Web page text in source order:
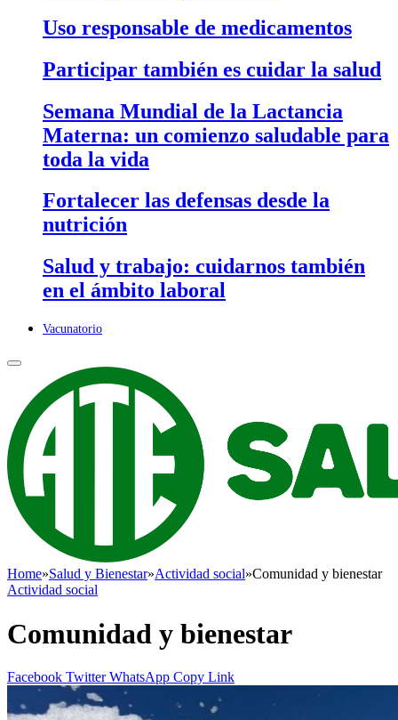
Uso responsable de medicamentos
Participar también es cuidar la salud
Semana Mundial de la Lactancia
Materna: un comienzo saludable para
toda la vida
Fortalecer las defensas desde la
nutrición
Salud y trabajo: cuidarnos también
en el ámbito laboral
Vacunatorio
Home»Salud y Bienestar»Actividad social»Comunidad y bienestar
Actividad social
Comunidad y bienestar
Facebook Twitter WhatsApp Copy Link